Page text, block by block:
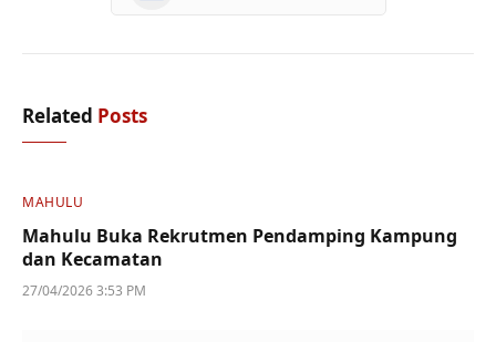
Related Posts
MAHULU
Mahulu Buka Rekrutmen Pendamping Kampung
dan Kecamatan
27/04/2026 3:53 PM